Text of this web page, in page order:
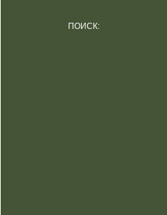
ПОИСК: